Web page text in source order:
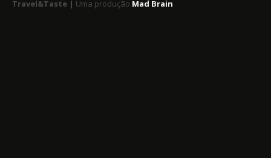
Travel&Taste | Uma produção Mad Brain